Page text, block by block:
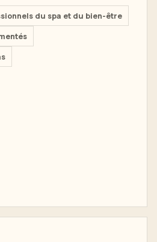
du spa et du bien-être